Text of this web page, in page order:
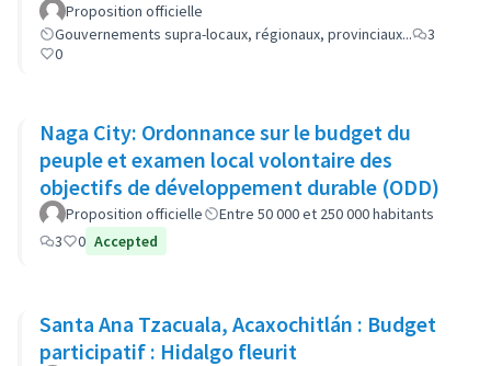
Proposition officielle
Gouvernements supra-locaux, régionaux, provinciaux...
3
0
Naga City: Ordonnance sur le budget du
peuple et examen local volontaire des
objectifs de développement durable (ODD)
Proposition officielle
Entre 50 000 et 250 000 habitants
3
0 Accepted
Santa Ana Tzacuala, Acaxochitlán : Budget
participatif : Hidalgo fleurit